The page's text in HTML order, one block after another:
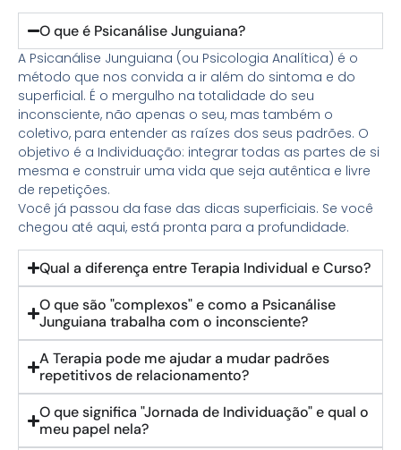
O que é Psicanálise Junguiana?
A Psicanálise Junguiana (ou Psicologia Analítica) é o
método que nos convida a ir além do sintoma e do
superficial. É o mergulho na totalidade do seu
inconsciente, não apenas o seu, mas também o
coletivo, para entender as raízes dos seus padrões. O
objetivo é a Individuação: integrar todas as partes de si
mesma e construir uma vida que seja autêntica e livre
de repetições.
Você já passou da fase das dicas superficiais. Se você
chegou até aqui, está pronta para a profundidade.
Qual a diferença entre Terapia Individual e Curso?
O que são "complexos" e como a Psicanálise
Junguiana trabalha com o inconsciente?
A Terapia pode me ajudar a mudar padrões
repetitivos de relacionamento?
O que significa "Jornada de Individuação" e qual o
meu papel nela?